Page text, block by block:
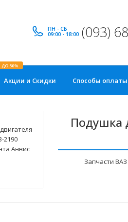
ПН - СБ
09:00 - 18:00 (093)
Акции и Скидки
ДО 30%
Способы оплаты
2190
Анвис
Подушка
Запчасти ВАЗ